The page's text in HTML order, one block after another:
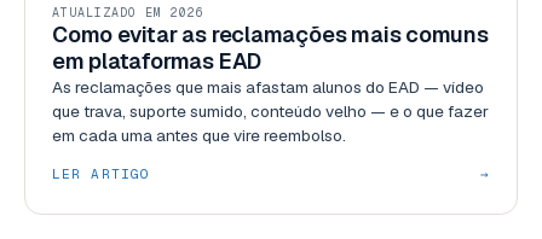
GESTÃO
ATUALIZADO EM 2026
Como evitar as reclamações mais comuns
em plataformas EAD
As reclamações que mais afastam alunos do EAD — vídeo
que trava, suporte sumido, conteúdo velho — e o que fazer
em cada uma antes que vire reembolso.
LER ARTIGO →